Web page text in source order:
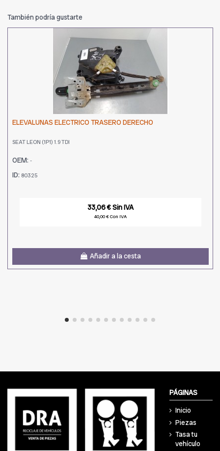
También podría gustarte
ELEVALUNAS ELECTRICO TRASERO DERECHO
SEAT LEON (1P1) 1.9 TDI
OEM: -
ID: 80325
33,06 € Sin IVA
40,00 € Con IVA
Añadir a la cesta
PÁGINAS
Inicio
Piezas
Tasa tu
vehículo